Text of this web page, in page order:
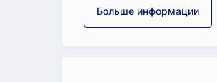
Больше информации